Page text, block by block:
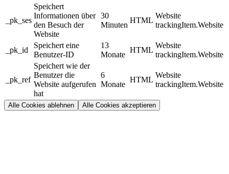
_pk_ses
Speichert
Informationen über
den Besuch der
Website
30
Minuten
HTML
Website
trackingItem.Website
_pk_id
Speichert eine
Benutzer-ID
13
Monate
HTML
Website
trackingItem.Website
_pk_ref
Speichert wie der
Benutzer die
Website aufgerufen
hat
6
Monate
HTML
Website
trackingItem.Website
Alle Cookies ablehnen Alle Cookies akzeptieren